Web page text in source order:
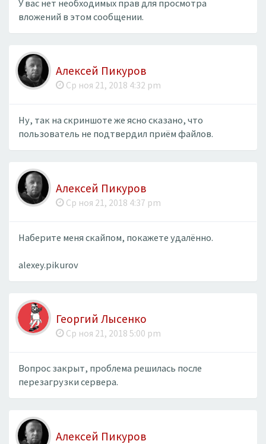
У вас нет необходимых прав для просмотра
вложений в этом сообщении.
Алексей Пикуров
Ср ноя 21, 2018 4:32 pm
Ну, так на скриншоте же ясно сказано, что
пользователь не подтвердил приём файлов.
Алексей Пикуров
Ср ноя 21, 2018 4:37 pm
Наберите меня скайпом, покажете удалённо.
alexey.pikurov
Георгий Лысенко
Ср ноя 21, 2018 5:00 pm
Вопрос закрыт, проблема решилась после
перезагрузки сервера.
Алексей Пикуров